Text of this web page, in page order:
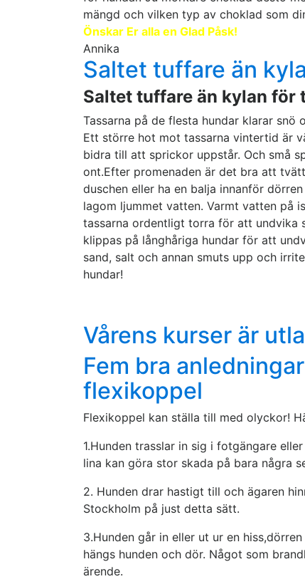
mängd och vilken typ av choklad som
Önskar Er alla en Glad Påsk!
Annika
Saltet tuffare än
Saltet tuffare än kylan för
Tassarna på de flesta hundar klarar
Ett större hot mot tassarna vintertid är
bidra till att sprickor uppstår. Och små
ont.Efter promenaden är det bra att
duschen eller ha en balja innanför
lagom ljummet vatten. Varmt vatten på
tassarna ordentligt torra för att undvika
klippas på långhåriga hundar för att
sand, salt och annan smuts upp och
hundar!
Vårens kurser är
Fem bra
flexikoppel
Flexikoppel kan ställa till med olyckor!
1.Hunden trasslar in sig i fotgängare
lina kan göra stor skada på bara några
2. Hunden drar hastigt till och ägaren
Stockholm på just detta sätt.
3.Hunden går in eller ut ur en
hängs hunden och dör. Något som
ärende.